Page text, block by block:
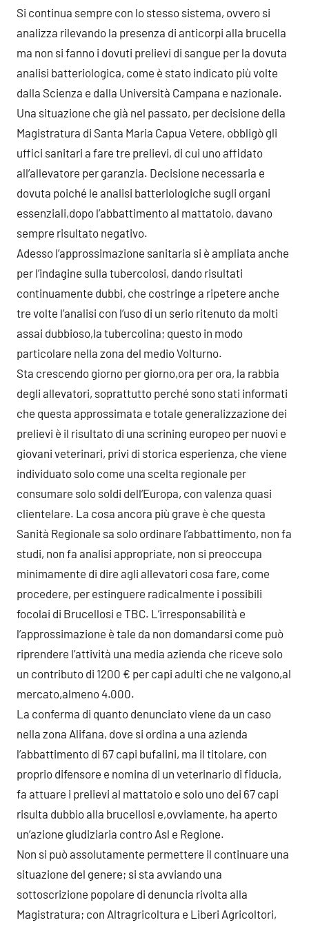
Si continua sempre con lo stesso sistema, ovvero si
analizza rilevando la presenza di anticorpi alla brucella
ma non si fanno i dovuti prelievi di sangue per la dovuta
analisi batteriologica, come è stato indicato più volte
dalla Scienza e dalla Università Campana e nazionale.
Una situazione che già nel passato, per decisione della
Magistratura di Santa Maria Capua Vetere, obbligò gli
uffici sanitari a fare tre prelievi, di cui uno affidato
all’allevatore per garanzia. Decisione necessaria e
dovuta poiché le analisi batteriologiche sugli organi
essenziali,dopo l’abbattimento al mattatoio, davano
sempre risultato negativo.
Adesso l’approssimazione sanitaria si è ampliata anche
per l’indagine sulla tubercolosi, dando risultati
continuamente dubbi, che costringe a ripetere anche
tre volte l’analisi con l’uso di un serio ritenuto da molti
assai dubbioso,la tubercolina; questo in modo
particolare nella zona del medio Volturno.
Sta crescendo giorno per giorno,ora per ora, la rabbia
degli allevatori, soprattutto perché sono stati informati
che questa approssimata e totale generalizzazione dei
prelievi è il risultato di una scrining europeo per nuovi e
giovani veterinari, privi di storica esperienza, che viene
individuato solo come una scelta regionale per
consumare solo soldi dell’Europa, con valenza quasi
clientelare. La cosa ancora più grave è che questa
Sanità Regionale sa solo ordinare l’abbattimento, non fa
studi, non fa analisi appropriate, non si preoccupa
minimamente di dire agli allevatori cosa fare, come
procedere, per estinguere radicalmente i possibili
focolai di Brucellosi e TBC. L’irresponsabilità e
l’approssimazione è tale da non domandarsi come può
riprendere l’attività una media azienda che riceve solo
un contributo di 1200 € per capi adulti che ne valgono,al
mercato,almeno 4.000.
La conferma di quanto denunciato viene da un caso
nella zona Alifana, dove si ordina a una azienda
l’abbattimento di 67 capi bufalini, ma il titolare, con
proprio difensore e nomina di un veterinario di fiducia,
fa attuare i prelievi al mattatoio e solo uno dei 67 capi
risulta dubbio alla brucellosi e,ovviamente, ha aperto
un’azione giudiziaria contro Asl e Regione.
Non si può assolutamente permettere il continuare una
situazione del genere; si sta avviando una
sottoscrizione popolare di denuncia rivolta alla
Magistratura; con Altragricoltura e Liberi Agricoltori,